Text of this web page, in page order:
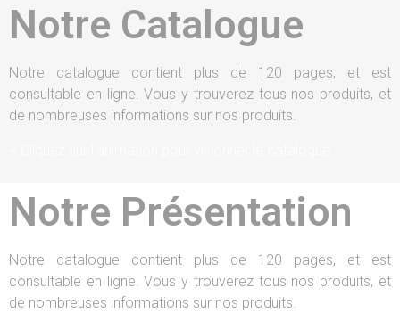
Notre Catalogue
Notre catalogue contient plus de 120 pages, et est
consultable en ligne. Vous y trouverez tous nos produits, et
de nombreuses informations sur nos produits.
Notre Présentation
Notre catalogue contient plus de 120 pages, et est
consultable en ligne. Vous y trouverez tous nos produits, et
de nombreuses informations sur nos produits.